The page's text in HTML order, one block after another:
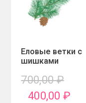
Еловые ветки с
шишками
700,00₽
400,00₽